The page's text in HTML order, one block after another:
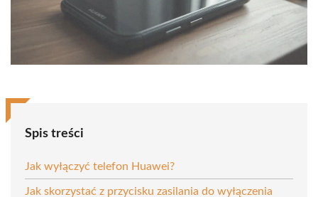
Spis treści
Jak wyłączyć telefon Huawei?
Jak skorzystać z przycisku zasilania do wyłączenia